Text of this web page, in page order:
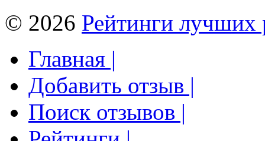
© 2026 Рейтинги лучших
Главная |
Добавить отзыв |
Поиск отзывов |